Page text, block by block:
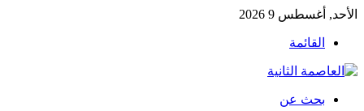
الأحد, أغسطس 9 2026
القائمة
بحث عن